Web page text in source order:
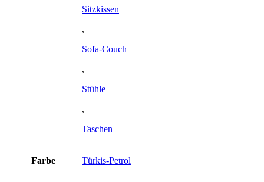
Sitzkissen
,
Sofa-Couch
,
Stühle
,
Taschen
Farbe Türkis-Petrol